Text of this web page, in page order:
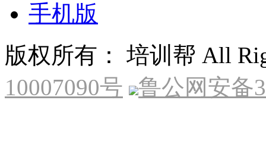
手机版
版权所有： 培训帮 All
10007090号
鲁公网安备